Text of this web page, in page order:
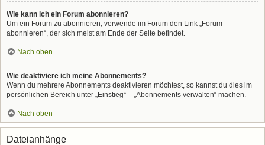
Wie kann ich ein Forum abonnieren?
Um ein Forum zu abonnieren, verwende im Forum den Link „Forum
abonnieren“, der sich meist am Ende der Seite befindet.
Nach oben
Wie deaktiviere ich meine Abonnements?
Wenn du mehrere Abonnements deaktivieren möchtest, so kannst du dies im
persönlichen Bereich unter „Einstieg“ – „Abonnements verwalten“ machen.
Nach oben
Dateianhänge